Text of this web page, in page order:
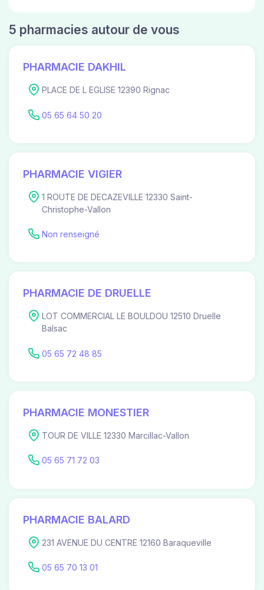
5 pharmacies autour de vous
PHARMACIE DAKHIL
PLACE DE L EGLISE 12390 Rignac
05 65 64 50 20
PHARMACIE VIGIER
1 ROUTE DE DECAZEVILLE 12330 Saint-
Christophe-Vallon
Non renseigné
PHARMACIE DE DRUELLE
LOT COMMERCIAL LE BOULDOU 12510 Druelle
Balsac
05 65 72 48 85
PHARMACIE MONESTIER
TOUR DE VILLE 12330 Marcillac-Vallon
05 65 71 72 03
PHARMACIE BALARD
231 AVENUE DU CENTRE 12160 Baraqueville
05 65 70 13 01